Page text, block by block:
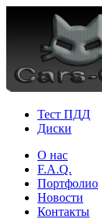
Тест ПДД
Диски
О нас
F.A.Q.
Портфолио
Новости
Контакты